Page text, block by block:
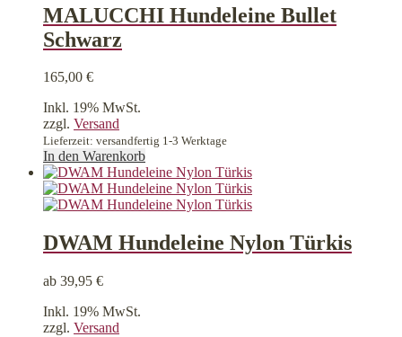
MALUCCHI Hundeleine Bullet
Schwarz
165,00 €
Inkl. 19% MwSt.
zzgl. Versand
Lieferzeit: versandfertig 1-3 Werktage
In den Warenkorb
DWAM Hundeleine Nylon Türkis
ab 39,95 €
Inkl. 19% MwSt.
zzgl. Versand